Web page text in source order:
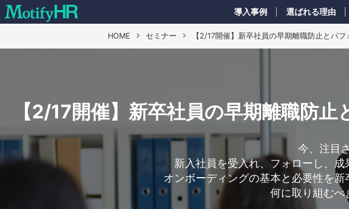
導入事例 選ばれる理由
HOME セミナー 【2/17開催】新卒社員の早期離職防止とパ
【2/17開催】新卒社員の早期離職防
今、注目
新入社員を受入れ、フォローし、成
オンボーディングの基本と必要性を
何に取り組むべ